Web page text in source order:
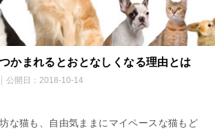
かまれるとおとなしくなる理由とは
公開日： 2018-10-14
な猫も、自由気ままにマイペースな猫もど